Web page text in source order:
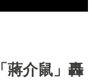
蔣介鼠」轟